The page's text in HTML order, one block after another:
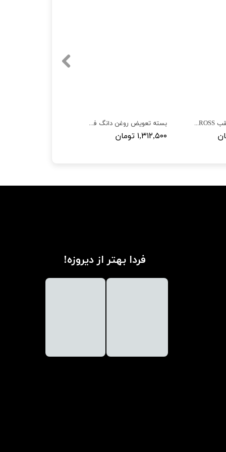
بسته تعویض روغن دانگ فنگ H30 CROSS
۱,۳۱۲,۵۰۰ تومان
لنت ترمز جلو و عقب H30 CROSS بسته 8 عددی
فردا بهتر از دیروزه!